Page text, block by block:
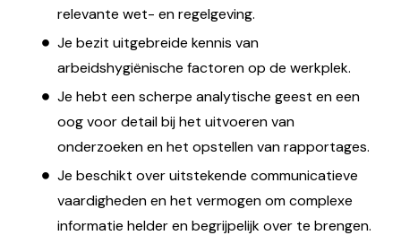
relevante wet- en regelgeving.
Je bezit uitgebreide kennis van
arbeidshygiënische factoren op de werkplek.
Je hebt een scherpe analytische geest en een
oog voor detail bij het uitvoeren van
onderzoeken en het opstellen van rapportages.
Je beschikt over uitstekende communicatieve
vaardigheden en het vermogen om complexe
informatie helder en begrijpelijk over te brengen.